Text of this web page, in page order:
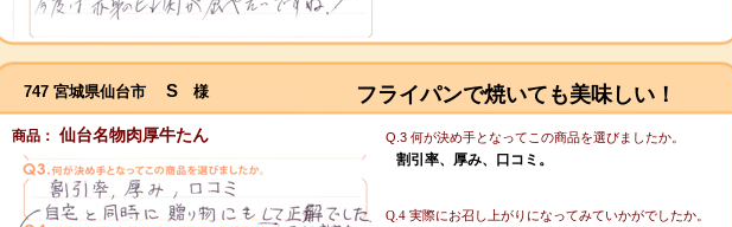
747 宮城県仙台市 S 様 フライパンで焼いても美味しい！
商品： 仙台名物肉厚牛たん Q.3 何が決め手となってこの商品を選びましたか。
割引率、厚み、口コミ。
Q.4 実際にお召し上がりになってみていかがでしたか。